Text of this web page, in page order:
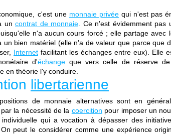
c'est une monnaie privéequi n'est pas
un contrat de monnaie . Ce n'est évidemment pas
n'a aucun cours forcé ; elle partage avec
un bien matériel (elle n'a de valeur que parce que
Internet facilitant les échanges entre eux). Elle
d'échangeque vers celle de réserve
en théorie l'y conduire.
libertarienne
de monnaie alternatives sont en
la nécessité de la coercition pour imposer un
individuelle qui a vocation à dépasser des
peut le considérer comme une expérience